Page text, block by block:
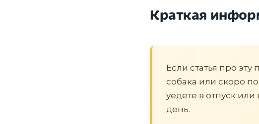
Краткая
Если статья про эту
собака или скоро
уедете в отпуск
день.